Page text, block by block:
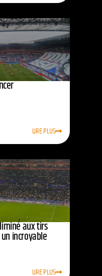
LIRE PLUS
aux tirs
incroyable
LIRE PLUS